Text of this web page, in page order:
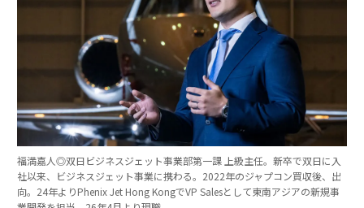
福満嘉人◎双日ビジネスジェット事業部第一課 上級主任。新卒で双日に入
社以来、ビジネスジェット事業に携わる。2022年のジャプコン買収後、出
向。24年よりPhenix Jet Hong KongでVP Salesとして東南アジアの新規事